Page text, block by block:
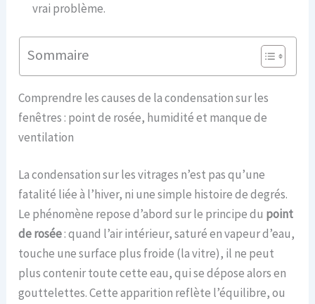
vrai problème.
Sommaire
Comprendre les causes de la condensation sur les
fenêtres : point de rosée, humidité et manque de
ventilation
La condensation sur les vitrages n’est pas qu’une
fatalité liée à l’hiver, ni une simple histoire de degrés.
Le phénomène repose d’abord sur le principe du point
de rosée: quand l’air intérieur, saturé en vapeur d’eau,
touche une surface plus froide (la vitre), il ne peut
plus contenir toute cette eau, qui se dépose alors en
gouttelettes. Cette apparition reflète l’équilibre, ou